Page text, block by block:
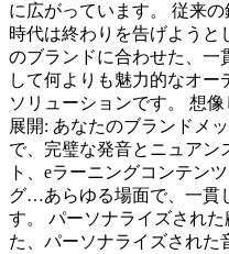
に広がっています。 従来
時代は終わりを告げようと
のブランドに合わせた、一
して何よりも魅力的なオ
ソリューションです。 想
展開: あなたのブランドメ
で、完璧な発音とニュアン
ト、eラーニングコンテン
グ…あらゆる場面で、一貫
す。 パーソナライズされ
た、パーソナライズされた